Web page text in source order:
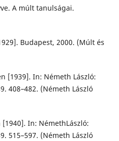
A múlt tanulságai.
Budapest, 2000. (Múlt és
[1939]. In: Németh László:
408–482. (Németh László
[1940]. In: NémethLászló:
515–597. (Németh László